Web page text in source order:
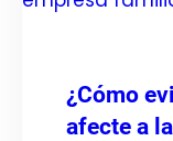
¿Cómo
afecte a